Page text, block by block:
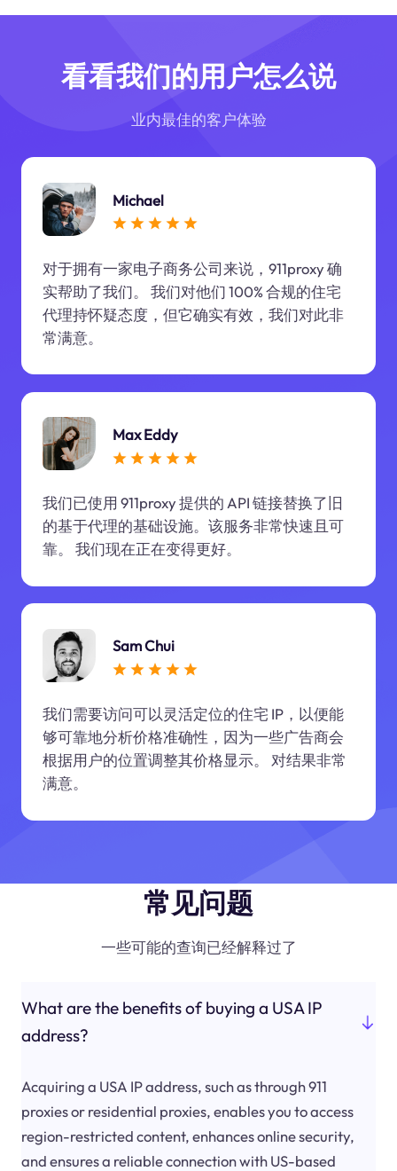
看看我们的用户怎么说
业内最佳的客户体验
Michael
对于拥有一家电子商务公司来说，911proxy 确
实帮助了我们。 我们对他们 100% 合规的住宅
代理持怀疑态度，但它确实有效，我们对此非
常满意。
Max Eddy
我们已使用 911proxy 提供的 API 链接替换了旧
的基于代理的基础设施。该服务非常快速且可
靠。 我们现在正在变得更好。
Sam Chui
我们需要访问可以灵活定位的住宅 IP，以便能
够可靠地分析价格准确性，因为一些广告商会
根据用户的位置调整其价格显示。 对结果非常
满意。
常见问题
一些可能的查询已经解释过了
What are the benefits of buying a USA IP
address?
Acquiring a USA IP address, such as through 911
proxies or residential proxies, enables you to access
region-restricted content, enhances online security,
and ensures a reliable connection with US-based